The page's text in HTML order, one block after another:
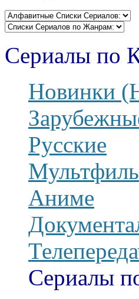
Сериалы по
Новинки
Русские
Аниме
Сериалы